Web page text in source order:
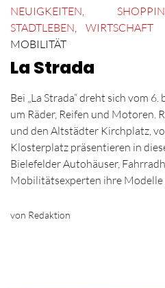
NEUIGKEITEN
STADTLEBEN
WIRTSCHAFT
MOBILITÄT
La Strada
Bei „La Strada“ dreht sich vom
um Räder, Reifen und Motoren.
und den Altstädter Kirchplatz,
Klosterplatz präsentieren in
Bielefelder Autohäuser,
Mobilitätsexperten ihre Modelle
von Redaktion